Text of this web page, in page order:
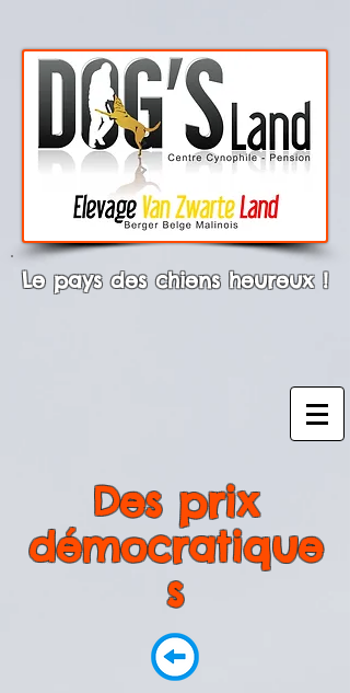
Le pays des chiens heureux !
Des prix
démocratique
s